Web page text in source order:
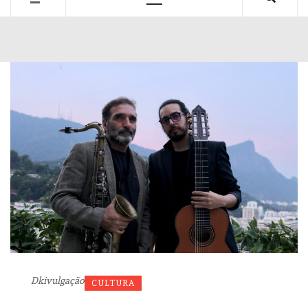
Dkivulgação CULTURA